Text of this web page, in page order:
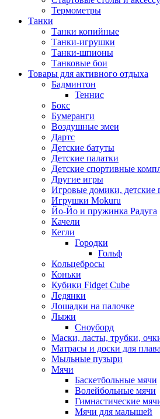
Термометры
Танки
Танки копийные
Танки-игрушки
Танки-шпионы
Танковые бои
Товары для активного отдыха
Бадминтон
Теннис
Бокс
Бумеранги
Воздушные змеи
Дартс
Детские батуты
Детские палатки
Детские спортивные
Другие игры
Игровые домики, детские
Игрушки Mokuru
Йо-Йо и пружинка Радуга
Качели
Кегли
Городки
Гольф
Кольцебросы
Коньки
Кубики Fidget Cube
Ледянки
Лошадки на палочке
Лыжи
Сноуборд
Маски, ласты, трубки,
Матрасы и доски для
Мыльные пузыри
Мячи
Баскетбольные мячи
Волейбольные мячи
Гимнастические
Мячи для малышей